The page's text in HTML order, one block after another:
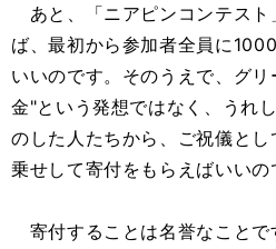
あと、「ニアピンコンテスト
ば、最初から参加者全員に
いいのです。そのうえで、グ
金"という発想ではなく、うれ
のした人たちから、ご祝儀と
乗せして寄付をもらえばいいの
寄付することは名誉なことで